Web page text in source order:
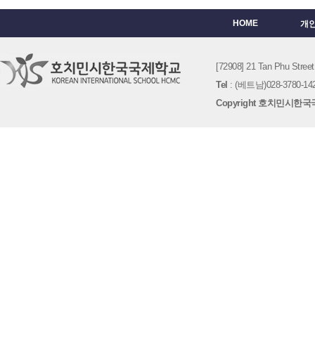
HOME 개
[72908] 21 Tan Phu
Tel : (베트남)028-3780-
Copyright 호치민시한국